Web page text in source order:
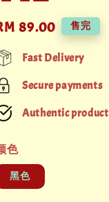
89.00 售完
Fast Delivery
Secure payments
Authentic product
色
黑色